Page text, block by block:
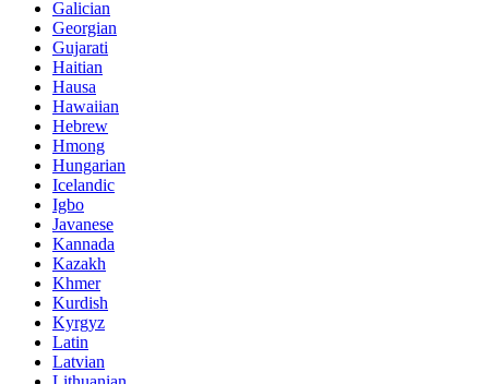
Galician
Georgian
Gujarati
Haitian
Hausa
Hawaiian
Hebrew
Hmong
Hungarian
Icelandic
Igbo
Javanese
Kannada
Kazakh
Khmer
Kurdish
Kyrgyz
Latin
Latvian